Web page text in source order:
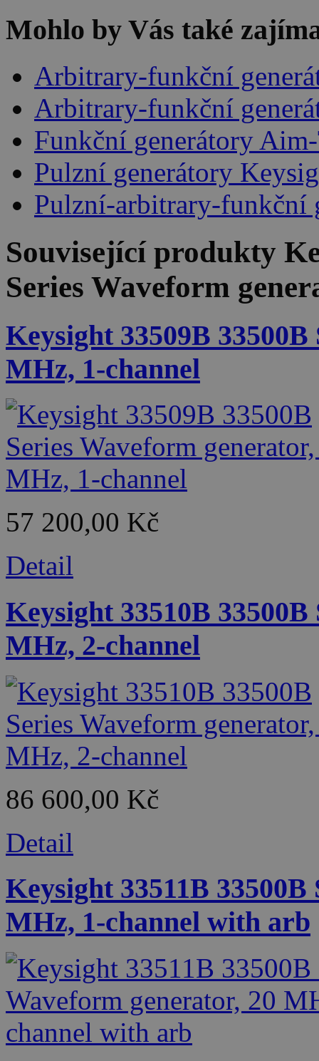
Mohlo by Vás také
Arbitrary-funkční
Arbitrary-funkční
Funkční generátory
Pulzní generátory
Pulzní-arbitrary-funkční
Související produkty
Series Waveform
Keysight 33509B
MHz, 1-channel
57 200,00 Kč
Detail
Keysight 33510B
MHz, 2-channel
86 600,00 Kč
Detail
Keysight 33511B
MHz, 1-channel with arb